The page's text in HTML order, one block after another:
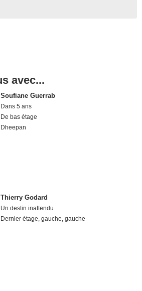
avec...
Soufiane Guerrab
Dans 5 ans
De bas étage
Dheepan
Thierry Godard
Un destin inattendu
Dernier étage, gauche, gauche